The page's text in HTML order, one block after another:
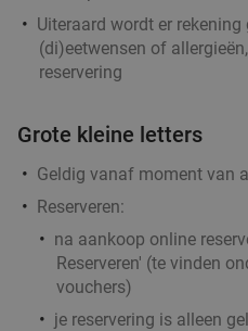
Uiteraard wordt er
(di)eetwensen of
reservering
Grote kleine letters
Geldig vanaf moment van
Reserveren:
na aankoop online
Reserveren' (te vinden
vouchers)
je reservering is alleen